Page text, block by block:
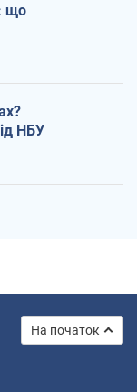
що
НБУ
На початок